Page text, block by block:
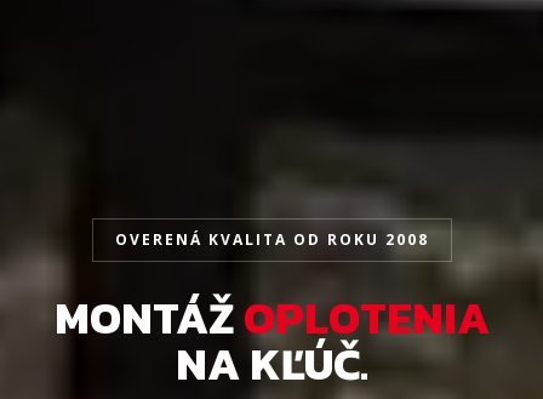
OVERENÁ KVALITA OD ROKU 2008
MONTÁŽOPLOTENIA
NA KĽÚČ.